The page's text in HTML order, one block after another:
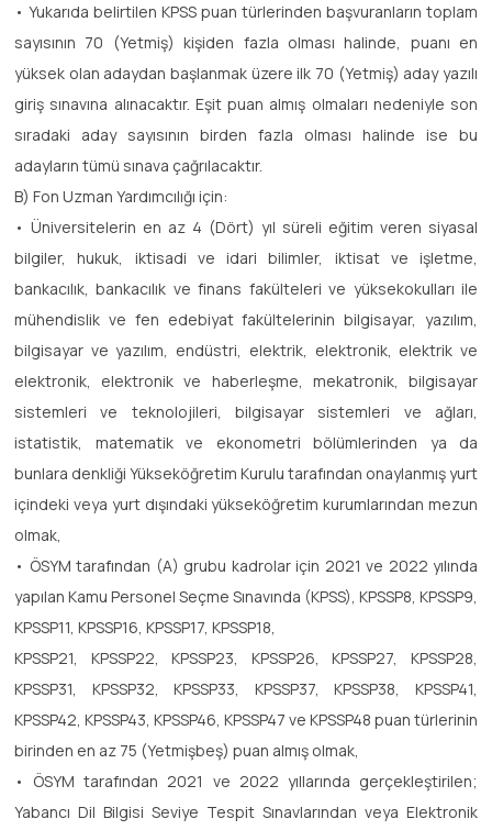
• Yukarıda belirtilen KPSS puan türlerinden başvuranların toplam
sayısının 70 (Yetmiş) kişiden fazla olması halinde, puanı en
yüksek olan adaydan başlanmak üzere ilk 70 (Yetmiş) aday yazılı
giriş sınavına alınacaktır. Eşit puan almış olmaları nedeniyle son
sıradaki aday sayısının birden fazla olması halinde ise bu
adayların tümü sınava çağrılacaktır.
B) Fon Uzman Yardımcılığı için:
• Üniversitelerin en az 4 (Dört) yıl süreli eğitim veren siyasal
bilgiler, hukuk, iktisadi ve idari bilimler, iktisat ve işletme,
bankacılık, bankacılık ve finans fakülteleri ve yüksekokulları ile
mühendislik ve fen edebiyat fakültelerinin bilgisayar, yazılım,
bilgisayar ve yazılım, endüstri, elektrik, elektronik, elektrik ve
elektronik, elektronik ve haberleşme, mekatronik, bilgisayar
sistemleri ve teknolojileri, bilgisayar sistemleri ve ağları,
istatistik, matematik ve ekonometri bölümlerinden ya da
bunlara denkliği Yükseköğretim Kurulu tarafından onaylanmış yurt
içindeki veya yurt dışındaki yükseköğretim kurumlarından mezun
olmak,
• ÖSYM tarafından (A) grubu kadrolar için 2021 ve 2022 yılında
yapılan Kamu Personel Seçme Sınavında (KPSS), KPSSP8, KPSSP9,
KPSSP11, KPSSP16, KPSSP17, KPSSP18,
KPSSP21, KPSSP22, KPSSP23, KPSSP26, KPSSP27, KPSSP28,
KPSSP31, KPSSP32, KPSSP33, KPSSP37, KPSSP38, KPSSP41,
KPSSP42, KPSSP43, KPSSP46, KPSSP47 ve KPSSP48 puan türlerinin
birinden en az 75 (Yetmişbeş) puan almış olmak,
• ÖSYM tarafından 2021 ve 2022 yıllarında gerçekleştirilen;
Yabancı Dil Bilgisi Seviye Tespit Sınavlarından veya Elektronik